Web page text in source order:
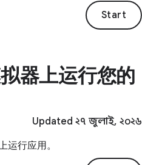
Start
器上运行您的
Updated ২৭ জুলাই, ২০২৬
运行应用。